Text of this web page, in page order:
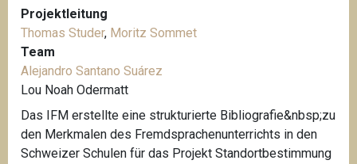
a
v
i
g
a
t
i
n
Projektleitung
Thomas Studer, Moritz Sommet
Team
Alejandro Santano Suárez
Lou Noah Odermatt
Das IFM erstellte eine strukturierte Bibliografie&nbsp;zu
den Merkmalen des Fremdsprachenunterrichts in den
Schweizer Schulen für das Projekt Standortbestimmung